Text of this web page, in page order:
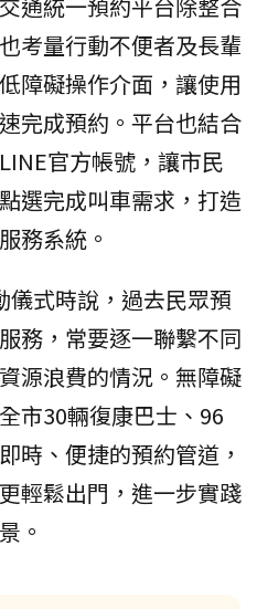
考量行動不便者及長輩
障礙操作介面，讓使用
完成預約。平台也結合
官方帳號，讓市民
選完成叫車需求，打造
務系統。
儀式時說，過去民眾預
務，常要逐一聯繫不同
源浪費的情況。無障礙
市30輛復康巴士、96
時、便捷的預約管道，
輕鬆出門，進一步實踐
。